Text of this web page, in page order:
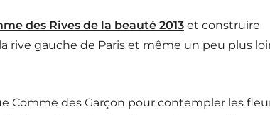
des Rives de la beauté 2013 et construire
rive gauche de Paris et même un peu plus
Comme des Garçon pour contempler les